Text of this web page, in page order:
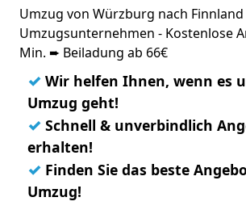
Umzug von Würzburg nach Finnland
Umzugsunternehmen - Kostenlose
Min. ➨ Beiladung ab 66€
✓ Wir helfen Ihnen, wenn es
Umzug geht!
✓ Schnell & unverbindlich
erhalten!
✓ Finden Sie das beste
Umzug!